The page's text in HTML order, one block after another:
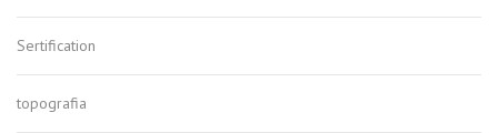
Sertification
topografia